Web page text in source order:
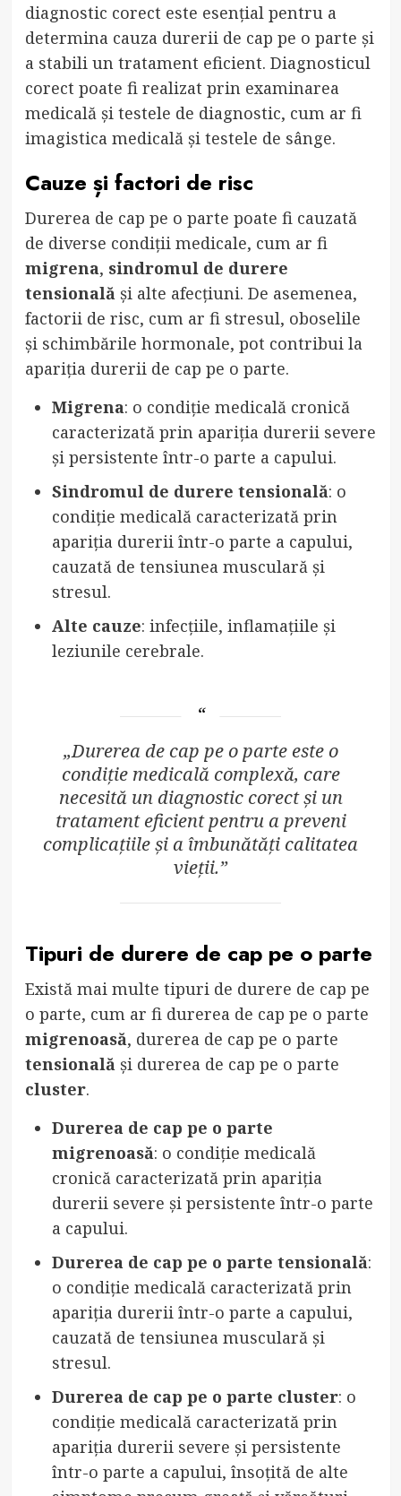
diagnostic corect este esențial pentru a
determina cauza durerii de cap pe o parte și
a stabili un tratament eficient. Diagnosticul
corect poate fi realizat prin examinarea
medicală și testele de diagnostic, cum ar fi
imagistica medicală și testele de sânge.
Cauze și factori de risc
Durerea de cap pe o parte poate fi cauzată
de diverse condiții medicale, cum ar fi
migrena, sindromul de durere
tensionalăși alte afecțiuni. De asemenea,
factorii de risc, cum ar fi stresul, oboselile
și schimbările hormonale, pot contribui la
apariția durerii de cap pe o parte.
Migrena: o condiție medicală cronică
caracterizată prin apariția durerii severe
și persistente într-o parte a capului.
Sindromul de durere tensională: o
condiție medicală caracterizată prin
apariția durerii într-o parte a capului,
cauzată de tensiunea musculară și
stresul.
Alte cauze: infecțiile, inflamațiile și
leziunile cerebrale.
„Durerea de cap pe o parte este o
condiție medicală complexă, care
necesită un diagnostic corect și un
tratament eficient pentru a preveni
complicațiile și a îmbunătăți calitatea
vieții.”
Tipuri de durere de cap pe o parte
Există mai multe tipuri de durere de cap pe
o parte, cum ar fi durerea de cap pe o parte
migrenoasă, durerea de cap pe o parte
tensionalăși durerea de cap pe o parte
cluster.
Durerea de cap pe o parte
migrenoasă: o condiție medicală
cronică caracterizată prin apariția
durerii severe și persistente într-o parte
a capului.
Durerea de cap pe o parte tensională:
o condiție medicală caracterizată prin
apariția durerii într-o parte a capului,
cauzată de tensiunea musculară și
stresul.
Durerea de cap pe o parte cluster: o
condiție medicală caracterizată prin
apariția durerii severe și persistente
într-o parte a capului, însoțită de alte